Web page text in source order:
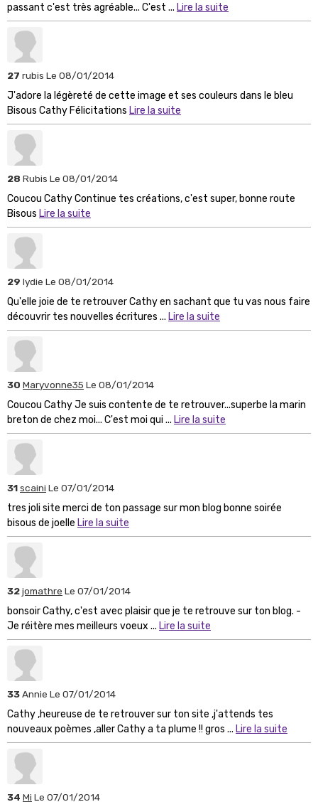
passant c'est très agréable... C'est ... Lire la suite
27 rubis Le 08/01/2014
J'adore la légèreté de cette image et ses couleurs dans le bleu
Bisous Cathy Félicitations Lire la suite
28 Rubis Le 08/01/2014
Coucou Cathy Continue tes créations, c'est super, bonne route
Bisous Lire la suite
29 lydie Le 08/01/2014
Qu'elle joie de te retrouver Cathy en sachant que tu vas nous faire
découvrir tes nouvelles écritures ... Lire la suite
30 Maryvonne35 Le 08/01/2014
Coucou Cathy Je suis contente de te retrouver...superbe la marin
breton de chez moi... C'est moi qui ... Lire la suite
31scaini Le 07/01/2014
tres joli site merci de ton passage sur mon blog bonne soirée
bisous de joelle Lire la suite
32jomathre Le 07/01/2014
bonsoir Cathy, c'est avec plaisir que je te retrouve sur ton blog. -
Je réitère mes meilleurs voeux ... Lire la suite
33Annie Le 07/01/2014
Cathy ,heureuse de te retrouver sur ton site ,j'attends tes
nouveaux poèmes ,aller Cathy a ta plume !! gros ... Lire la suite
34 Mi Le 07/01/2014